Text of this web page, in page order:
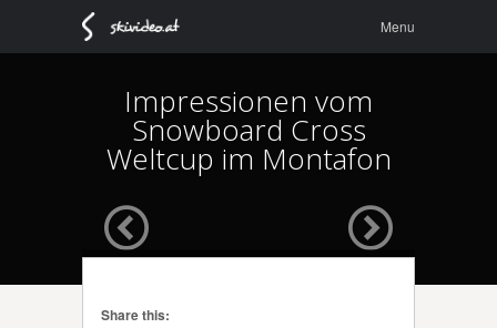
content
Menu
Impressionen vom
Snowboard Cross
Weltcup im Montafon
Share this: